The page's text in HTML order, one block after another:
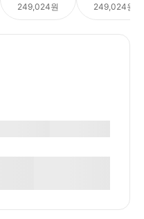
249,024원 249,024원